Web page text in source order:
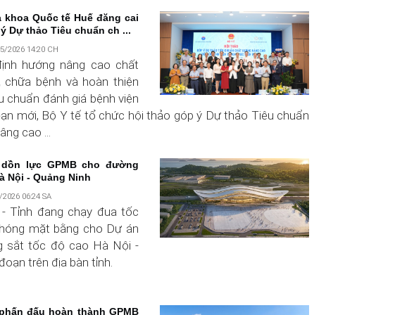
khoa Quốc tế Huế đăng cai
Dự thảo Tiêu chuẩn ch ...
2026 14:20 CH
hướng nâng cao chất
chữa bệnh và hoàn thiện
chuẩn đánh giá bệnh viện
mới, Bộ Y tế tổ chức hội thảo góp ý Dự thảo Tiêu chuẩn
cao ...
lực GPMB cho đường
Nội - Quảng Ninh
06:24 SA
- Tỉnh đang chạy đua tốc
mặt bằng cho Dự án
sắt tốc độ cao Hà Nội -
trên địa bàn tỉnh.
đấu hoàn thành GPMB